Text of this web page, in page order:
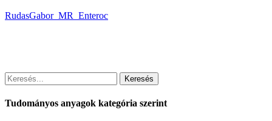
RudasGabor_MR_Enteroc
Keresés
Tudományos anyagok kategória szerint